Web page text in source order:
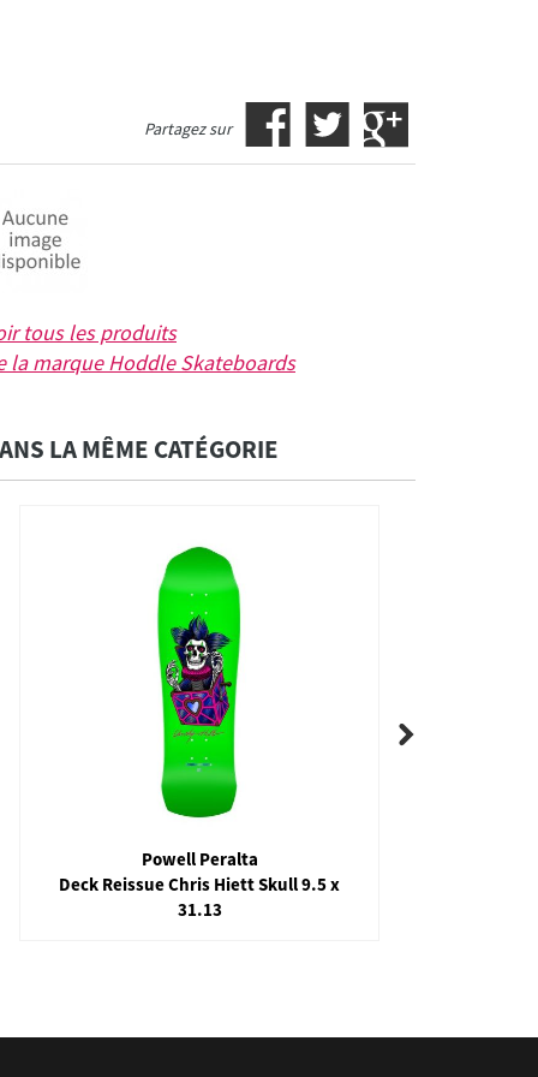
Partagez sur
tous les produits
la marqueHoddle Skateboards
LA MÊME CATÉGORIE
Powell Peralta
Deck Reissue Chris Hiett Skull 9.5 x
31.13